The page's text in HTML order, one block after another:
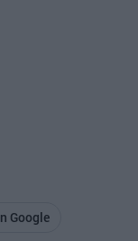
Google